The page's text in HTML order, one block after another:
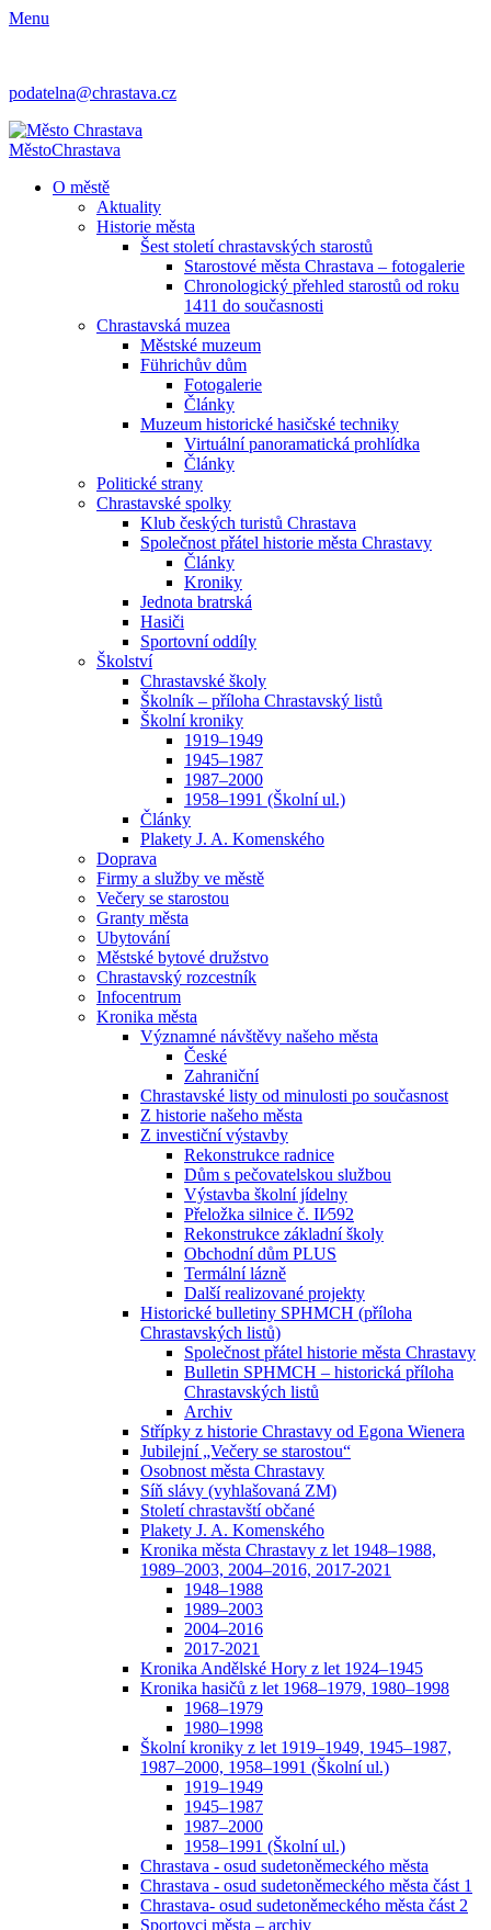
Menu
podatelna@chrastava.cz
MěstoChrastava
O městě
Aktuality
Historie města
Šest století chrastavských starostů
Starostové města Chrastava – fotogalerie
Chronologický přehled starostů od roku
1411 do současnosti
Chrastavská muzea
Městské muzeum
Führichův dům
Fotogalerie
Články
Muzeum historické hasičské techniky
Virtuální panoramatická prohlídka
Články
Politické strany
Chrastavské spolky
Klub českých turistů Chrastava
Společnost přátel historie města Chrastavy
Články
Kroniky
Jednota bratrská
Hasiči
Sportovní oddíly
Školství
Chrastavské školy
Školník – příloha Chrastavský listů
Školní kroniky
1919–1949
1945–1987
1987–2000
1958–1991 (Školní ul.)
Články
Plakety J. A. Komenského
Doprava
Firmy a služby ve městě
Večery se starostou
Granty města
Ubytování
Městské bytové družstvo
Chrastavský rozcestník
Infocentrum
Kronika města
Významné návštěvy našeho města
České
Zahraniční
Chrastavské listy od minulosti po současnost
Z historie našeho města
Z investiční výstavby
Rekonstrukce radnice
Dům s pečovatelskou službou
Výstavba školní jídelny
Přeložka silnice č. II⁄592
Rekonstrukce základní školy
Obchodní dům PLUS
Termální lázně
Další realizované projekty
Historické bulletiny SPHMCH (příloha
Chrastavských listů)
Společnost přátel historie města Chrastavy
Bulletin SPHMCH – historická příloha
Chrastavských listů
Archiv
Střípky z historie Chrastavy od Egona Wienera
Jubilejní „Večery se starostou“
Osobnost města Chrastavy
Síň slávy (vyhlašovaná ZM)
Století chrastavští občané
Plakety J. A. Komenského
Kronika města Chrastavy z let 1948–1988,
1989–2003, 2004–2016, 2017-2021
1948–1988
1989–2003
2004–2016
2017-2021
Kronika Andělské Hory z let 1924–1945
Kronika hasičů z let 1968–1979, 1980–1998
1968–1979
1980–1998
Školní kroniky z let 1919–1949, 1945–1987,
1987–2000, 1958–1991 (Školní ul.)
1919–1949
1945–1987
1987–2000
1958–1991 (Školní ul.)
Chrastava - osud sudetoněmeckého města
Chrastava - osud sudetoněmeckého města část 1
Chrastava- osud sudetoněmeckého města část 2
Sportovci města – archiv